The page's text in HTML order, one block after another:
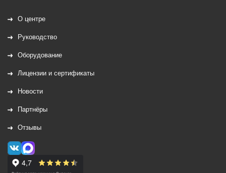
О центре
Руководство
Оборудование
Лицензии и сертификаты
Новости
Партнёры
Отзывы